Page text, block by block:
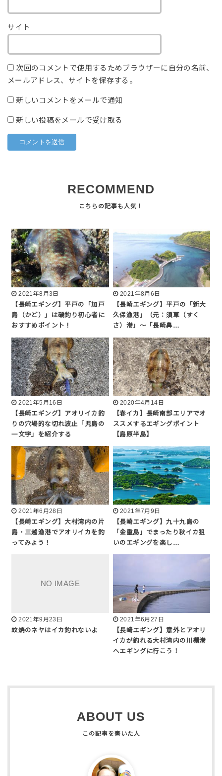
サイト
次回のコメントで使用するためブラウザーに自分の名前、
メールアドレス、サイトを保存する。
新しいコメントをメールで通知
新しい投稿をメールで受け取る
RECOMMEND
2021年8月3日
【長崎エギング】平戸の「加戸
島（かど）」は磯釣り初心者に
おすすめポイント！
2021年8月6日
【長崎エギング】平戸の「新大
久保漁港」（元：須草（すく
さ）港」〜「長崎鼻…
2021年5月16日
【長崎エギング】アオリイカ釣
りの穴場的な切れ波止「児島の
一文字」を紹介する
2020年4月14日
【春イカ】長崎南部エリアでオ
ススメするエギングポイント
【島原半島】
2021年6月28日
【長崎エギング】大村湾内の片
島・三越漁港でアオリイカを釣
ってみよう！
2021年7月9日
【長崎エギング】九十九島の
「金重島」でまったり秋イカ狙
いのエギングを楽し…
2021年9月23日
蚊焼のネヤはイカ釣れないよ
2021年6月27日
【長崎エギング】意外とアオリ
イカが釣れる大村湾内の川棚港
へエギングに行こう！
ABOUT US